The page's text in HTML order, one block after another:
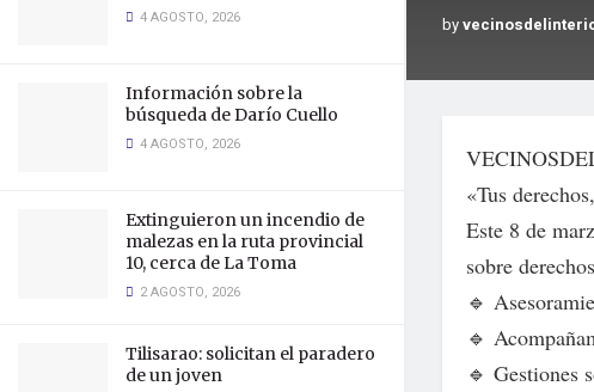
4 AGOSTO, 2026
Información sobre la
búsqueda de Darío Cuello
4 AGOSTO, 2026
Extinguieron un incendio de
malezas en la ruta provincial
10, cerca de La Toma
2 AGOSTO, 2026
Tilisarao: solicitan el paradero
de un joven
by
«Tus
Este 8 de
sobre
🔹
🔹
🔹 Gestiones